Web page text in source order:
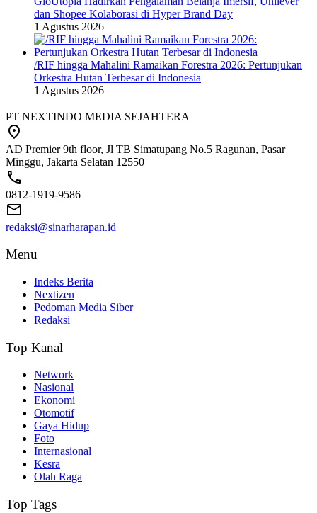
dan Shopee Kolaborasi di Hyper Brand Day
1 Agustus 2026
/RIF hingga Mahalini Ramaikan Forestra 2026: Pertunjukan
Orkestra Hutan Terbesar di Indonesia
1 Agustus 2026
PT NEXTINDO MEDIA SEJAHTERA
AD Premier 9th floor, Jl TB Simatupang No.5 Ragunan, Pasar
Minggu, Jakarta Selatan 12550
0812-1919-9586
redaksi@sinarharapan.id
Menu
Indeks Berita
Nextizen
Pedoman Media Siber
Redaksi
Top Kanal
Network
Nasional
Ekonomi
Otomotif
Gaya Hidup
Foto
Internasional
Kesra
Olah Raga
Top Tags